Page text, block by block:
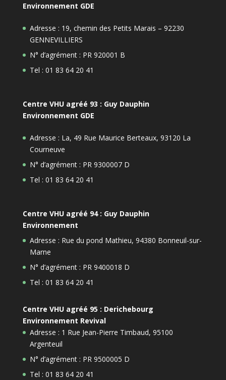
Environnement GDE
Adresse : 19, chemin des Petits Marais – 92230
GENNEVILLIERS
N° d’agrément : PR 920001 B
Tel : 01 83 64 20 41
Centre VHU agréé 93 : Guy Dauphin
Environnement GDE
Adresse : La, 49 Rue Maurice Berteaux, 93120 La
Courneuve
N° d’agrément : PR 9300007 D
Tel : 01 83 64 20 41
Centre VHU agréé 94 : Guy Dauphin
Environnement
Adresse : Rue du pond Mathieu, 94380 Bonneuil-sur-
Marne
N° d’agrément : PR 9400018 D
Tel : 01 83 64 20 41
Centre VHU agréé 95 : Derichebourg
Environnement Revival
Adresse : 1 Rue Jean-Pierre Timbaud, 95100
Argenteuil
N° d’agrément : PR 9500005 D
Tel : 01 83 64 20 41